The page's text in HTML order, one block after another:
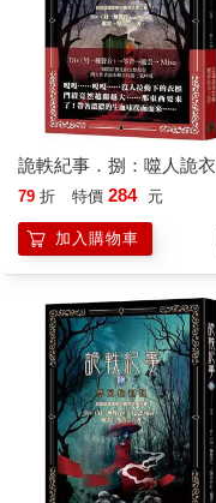
詭軼紀事．捌：噬人詭
79 折 特價 284 元
加入購物車